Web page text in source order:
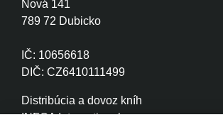
Nová 141
789 72 Dubicko
IČ: 10656618
DIČ: CZ6410111499
Distribúcia a dovoz kníh
INFOA International s.r.o.